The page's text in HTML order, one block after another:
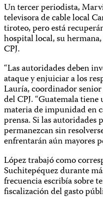
Un tercer periodista,
televisora de cable local
tiroteo, pero está
hospital local, su
CPJ.
“Las autoridades deben
ataque y enjuiciar a los
Lauría, coordinador
del CPJ. “Guatemala
materia de impunidad en
prensa. Si las autoridades
permanezcan sin
enfrentarán aún mayores
López trabajó como
Suchitepéquez durante
frecuencia escribía sobre
fiscalización del gasto